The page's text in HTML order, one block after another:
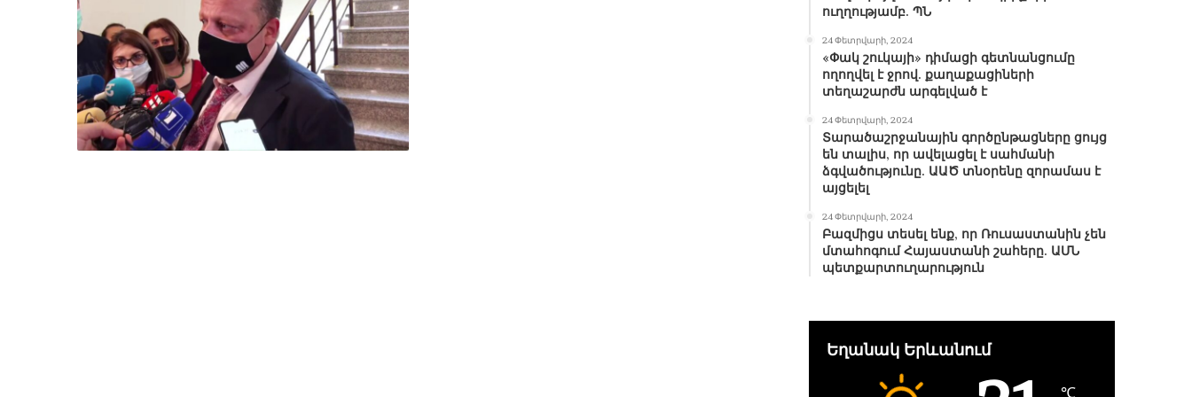
ուղղությամբ. ՊՆ
24 Փետրվարի, 2024
«Փակ շուկայի» դիմացի գետնանցումը
ողողվել է ջրով. քաղաքացիների
տեղաշարժն արգելված է
24 Փետրվարի, 2024
Տարածաշրջանային գործընթացները ցույց
են տալիս, որ ավելացել է սահմանի
ձգվածությունը. ԱԱԾ տնօրենը զորամաս է
այցելել
24 Փետրվարի, 2024
Բազմիցս տեսել ենք, որ Ռուսաստանին չեն
մտահոգում Հայաստանի շահերը. ԱՄՆ
պետքարտուղարություն
Եղանակ Երևանում
℃